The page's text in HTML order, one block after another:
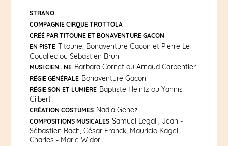
STRANO
COMPAGNIE CIRQUE TROTTOLA
CRÉÉ PAR TITOUNE ET BONAVENTURE GACON
EN PISTE Titoune, Bonaventure Gacon et Pierre Le
Gouallec ou Sébastien Brun
MUSI CIEN . NE Barbara Cornet ou Arnaud Carpentier
RÉGIE GÉNÉRALE Bonaventure Gacon
RÉGIE SON ET LUMIÈRE Baptiste Heintz ou Yannis
Gilbert
CRÉATION COSTUMES Nadia Genez
COMPOSITIONS MUSICALES Samuel Legal , Jean -
Sébastien Bach, César Franck, Mauricio Kagel,
Charles - Marie Widor